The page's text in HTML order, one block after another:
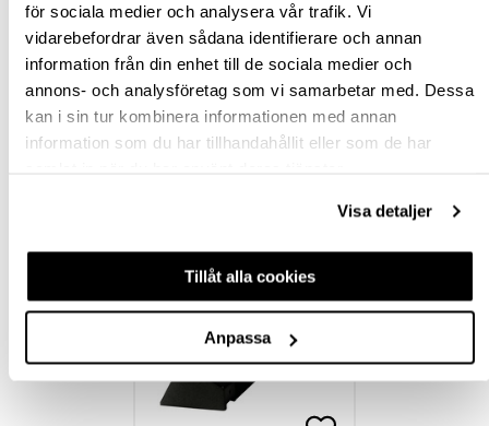
för sociala medier och analysera vår trafik. Vi
vidarebefordrar även sådana identifierare och annan
information från din enhet till de sociala medier och
annons- och analysföretag som vi samarbetar med. Dessa
kan i sin tur kombinera informationen med annan
information som du har tillhandahållit eller som de har
Visa detaljer
Tillåt alla cookies
Anpassa
SPECIFIKATION
RECENSIONER